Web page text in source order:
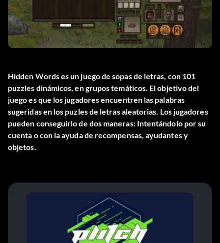
Hidden Words es un juego de sopas de letras, con 101
puzzles dinámicos, en grupos temáticos. El objetivo del
juego es que los jugadores encuentren las palabras
sugeridas en los puzles de letras aleatorias. Los jugadores
pueden conseguirlo de dos maneras: Intentándolo por su
cuenta o con la ayuda de recompensas, ayudantes y
objetos.